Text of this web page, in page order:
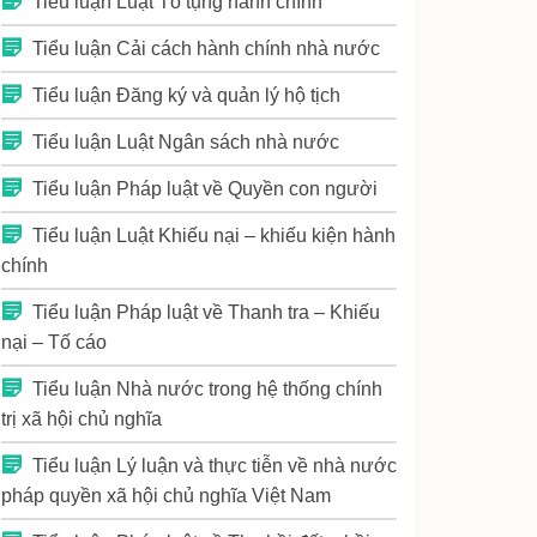
Tiểu luận Cải cách hành chính nhà nước
Tiểu luận Đăng ký và quản lý hộ tịch
Tiểu luận Luật Ngân sách nhà nước
Tiểu luận Pháp luật về Quyền con người
Tiểu luận Luật Khiếu nại – khiếu kiện hành
chính
Tiểu luận Pháp luật về Thanh tra – Khiếu
nại – Tố cáo
Tiểu luận Nhà nước trong hệ thống chính
trị xã hội chủ nghĩa
Tiểu luận Lý luận và thực tiễn về nhà nước
pháp quyền xã hội chủ nghĩa Việt Nam